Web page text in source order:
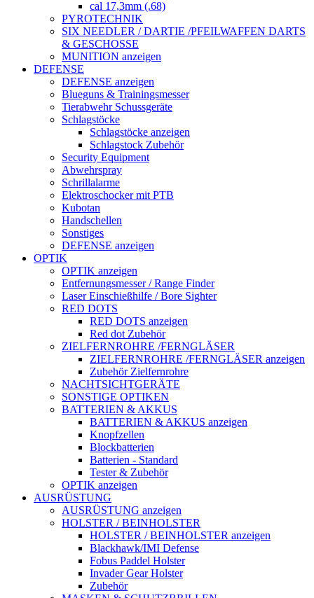
cal 17,3mm (.68)
PYROTECHNIK
SIX NEEDLER / DARTIE /PFEILWAFFEN DARTS
& GESCHOSSE
MUNITION anzeigen
DEFENSE
DEFENSE anzeigen
Blueguns & Trainingsmesser
Tierabwehr Schussgeräte
Schlagstöcke
Schlagstöcke anzeigen
Schlagstock Zubehör
Security Equipment
Abwehrspray
Schrillalarme
Elektroschocker mit PTB
Kubotan
Handschellen
Sonstiges
DEFENSE anzeigen
OPTIK
OPTIK anzeigen
Entfernungsmesser / Range Finder
Laser Einschießhilfe / Bore Sighter
RED DOTS
RED DOTS anzeigen
Red dot Zubehör
ZIELFERNROHRE /FERNGLÄSER
ZIELFERNROHRE /FERNGLÄSER anzeigen
Zubehör Zielfernrohre
NACHTSICHTGERÄTE
SONSTIGE OPTIKEN
BATTERIEN & AKKUS
BATTERIEN & AKKUS anzeigen
Knopfzellen
Blockbatterien
Batterien - Standard
Tester & Zubehör
OPTIK anzeigen
AUSRÜSTUNG
AUSRÜSTUNG anzeigen
HOLSTER / BEINHOLSTER
HOLSTER / BEINHOLSTER anzeigen
Blackhawk/IMI Defense
Fobus Paddel Holster
Invader Gear Holster
Zubehör